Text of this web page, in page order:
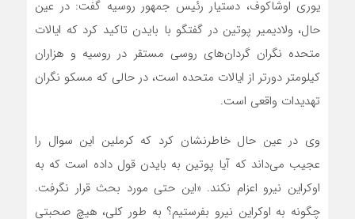
یوری اوشاکوف، دستیار رئیس جمهور روسیه گفت: در عین
حال، ولادیمیر پوتین در گفتگو با بایدن تاکید کرد که ایالات
متحده نگران گردان‌های روسی مستقر در روسیه و هزاران
کیلومتر دورتر از ایالات متحده است، در حالی که مسکو نگران
تهدیدات واقعی است.
وی در عین حال خاطرنشان کرد که کرملین این سوال را
عجیب می‌داند که آیا پوتین به بایدن قول داده است که به
اوکراین نیرو اعزام نکند. «این حتی مورد بحث قرار نگرفت.
چگونه به اوکراین نیرو بفرستیم؟ به طور کلی، هیچ صحبتی